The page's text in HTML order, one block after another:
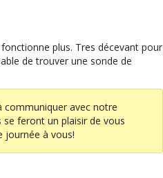
plus. Tres décevant pour
de trouver une sonde de
communiquer avec notre
feront un plaisir de vous
journée à vous!